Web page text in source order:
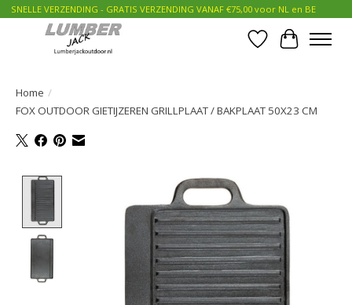
SNELLE VERZENDING - GRATIS VERZENDING VANAF €75,00 voor NL en BE
Verlanglijst
Home /
FOX OUTDOOR GIETIJZEREN GRILLPLAAT / BAKPLAAT 50X23 CM
Product image slideshow Items